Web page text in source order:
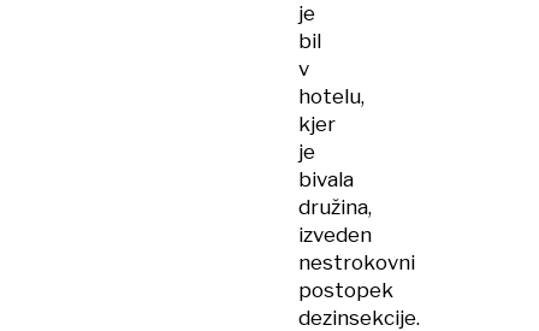
je
bil
v
hotelu,
kjer
je
bivala
družina,
izveden
nestrokovni
postopek
dezinsekcije.